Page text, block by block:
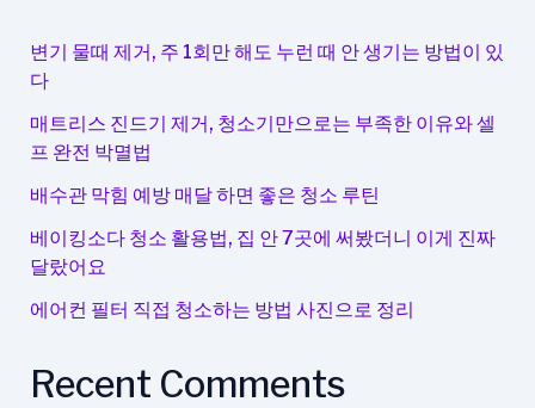
냉
적
위
치
려
주
는
변기 물때 제거, 주 1회만 해도 누런 때 안 생기는 방법이 있
다
매트리스 진드기 제거, 청소기만으로는 부족한 이유와 셀
프 완전 박멸법
배수관 막힘 예방 매달 하면 좋은 청소 루틴
베이킹소다 청소 활용법, 집 안 7곳에 써봤더니 이게 진짜
달랐어요
에어컨 필터 직접 청소하는 방법 사진으로 정리
Recent Comments